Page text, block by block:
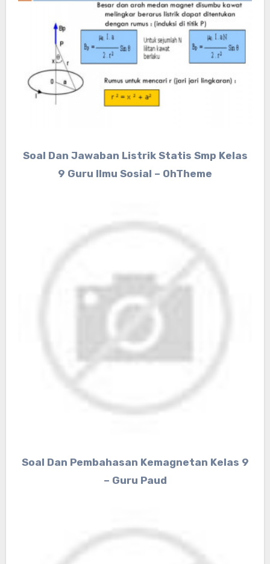
Soal Dan Jawaban Listrik Statis Smp Kelas
9 Guru Ilmu Sosial – OhTheme
Soal Dan Pembahasan Kemagnetan Kelas 9
– Guru Paud